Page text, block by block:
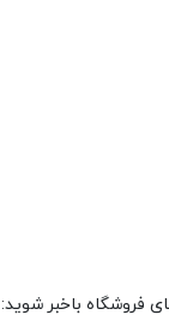
فروشگاه باخبر شوید: